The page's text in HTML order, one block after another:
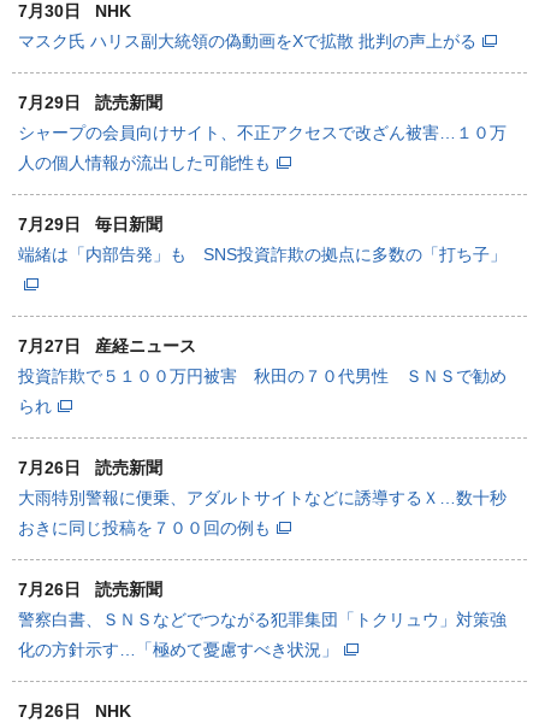
7月30日
NHK
マスク氏 ハリス副大統領の偽動画をXで拡散 批判の声上がる
7月29日
読売新聞
シャープの会員向けサイト、不正アクセスで改ざん被害…１０万
人の個人情報が流出した可能性も
7月29日
毎日新聞
端緒は「内部告発」も SNS投資詐欺の拠点に多数の「打ち子」
7月27日
産経ニュース
投資詐欺で５１００万円被害 秋田の７０代男性 ＳＮＳで勧め
られ
7月26日
読売新聞
大雨特別警報に便乗、アダルトサイトなどに誘導するＸ…数十秒
おきに同じ投稿を７００回の例も
7月26日
読売新聞
警察白書、ＳＮＳなどでつながる犯罪集団「トクリュウ」対策強
化の方針示す…「極めて憂慮すべき状況」
7月26日
NHK